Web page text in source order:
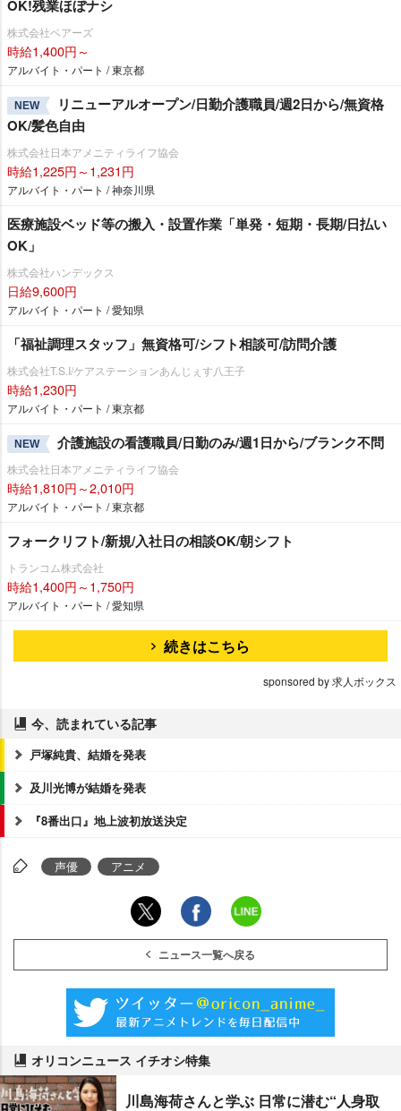
OK!残業ほぼナシ
株式会社ベアーズ
時給1,400円～
アルバイト・パート / 東京都
NEW
リニューアルオープン/日勤介護職員/週2日から/無資格
OK/髪色自由
株式会社日本アメニティライフ協会
時給1,225円～1,231円
アルバイト・パート / 神奈川県
医療施設ベッド等の搬入・設置作業「単発・短期・長期/日払い
OK」
株式会社ハンデックス
日給9,600円
アルバイト・パート / 愛知県
「福祉調理スタッフ」無資格可/シフト相談可/訪問介護
株式会社T.S.I/ケアステーションあんじぇす八王子
時給1,230円
アルバイト・パート / 東京都
NEW 介護施設の看護職員/日勤のみ/週1日から/ブランク不問
株式会社日本アメニティライフ協会
時給1,810円～2,010円
アルバイト・パート / 東京都
フォークリフト/新規/入社日の相談OK/朝シフト
トランコム株式会社
時給1,400円～1,750円
アルバイト・パート / 愛知県
続きはこちら
sponsored by 求人ボックス
今、読まれている記事
戸塚純貴、結婚を発表
及川光博が結婚を発表
『8番出口』地上波初放送決定
声優 アニメ
ニュース一覧へ戻る
オリコンニュース イチオシ特集
川島海荷さんと学ぶ 日常に潜む“人身取